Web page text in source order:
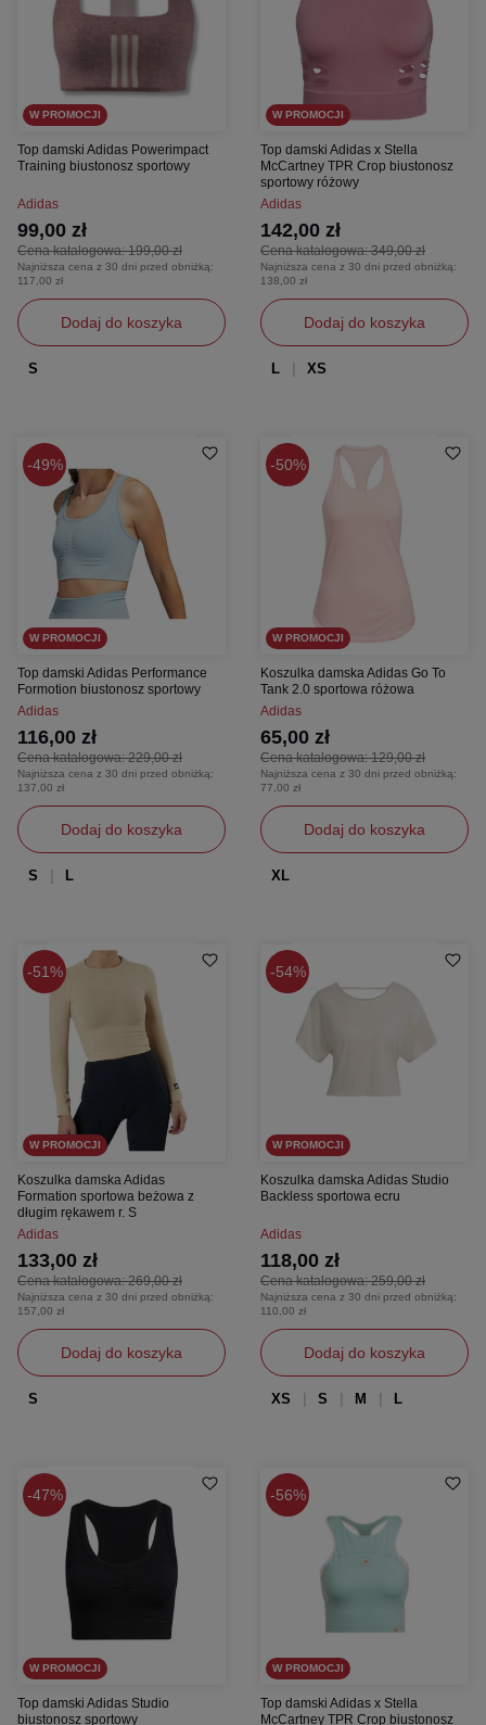
W PROMOCJI
Top damski Adidas Powerimpact
Training biustonosz sportowy
Adidas
Cena katalogowa:199,00 zł
99,00 zł
Najniższa cena z 30 dni przed obniżką:
117,00 zł
Dodaj do koszyka
S
W PROMOCJI
Top damski Adidas x Stella
McCartney TPR Crop biustonosz
sportowy różowy
Adidas
Cena katalogowa:349,00 zł
142,00 zł
Najniższa cena z 30 dni przed obniżką:
138,00 zł
Dodaj do koszyka
L XS
49%
W PROMOCJI
Top damski Adidas Performance
Formotion biustonosz sportowy
Adidas
Cena katalogowa:229,00 zł
116,00 zł
Najniższa cena z 30 dni przed obniżką:
137,00 zł
Dodaj do koszyka
S L
50%
W PROMOCJI
Koszulka damska Adidas Go To
Tank 2.0 sportowa różowa
Adidas
Cena katalogowa:129,00 zł
65,00 zł
Najniższa cena z 30 dni przed obniżką:
77,00 zł
Dodaj do koszyka
XL
51%
W PROMOCJI
Koszulka damska Adidas
Formation sportowa beżowa z
długim rękawem r. S
Adidas
Cena katalogowa:269,00 zł
133,00 zł
Najniższa cena z 30 dni przed obniżką:
157,00 zł
Dodaj do koszyka
S
54%
W PROMOCJI
Koszulka damska Adidas Studio
Backless sportowa ecru
Adidas
Cena katalogowa:259,00 zł
118,00 zł
Najniższa cena z 30 dni przed obniżką:
110,00 zł
Dodaj do koszyka
XS S M L
47%
W PROMOCJI
Top damski Adidas Studio
biustonosz sportowy
56%
W PROMOCJI
Top damski Adidas x Stella
McCartney TPR Crop biustonosz